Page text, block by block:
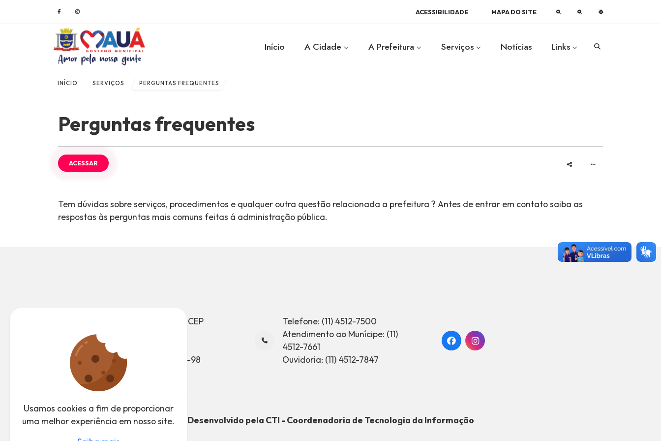
ACESSIBILIDADE MAPA DO SITE
Início A Cidade A Prefeitura Serviços Notícias Links
INÍCIO SERVIÇOS PERGUNTAS FREQUENTES
Perguntas frequentes
ACESSAR
Tem dúvidas sobre serviços, procedimentos e qualquer outra questão relacionada a prefeitura ? Antes de entrar em contato saiba as
respostas às perguntas mais comuns feitas á administração pública.
Av. João Ramalho, 205, CEP
09371-520
Vila Noêmia, Mauá - SP
CNPJ: 46.522.959/0001-98
Telefone: (11) 4512-7500
Atendimento ao Munícipe: (11)
4512-7661
Ouvidoria: (11) 4512-7847
Desenvolvido pela CTI - Coordenadoria de Tecnologia da Informação
Usamos cookies a fim de proporcionar
uma melhor experiência em nosso site.